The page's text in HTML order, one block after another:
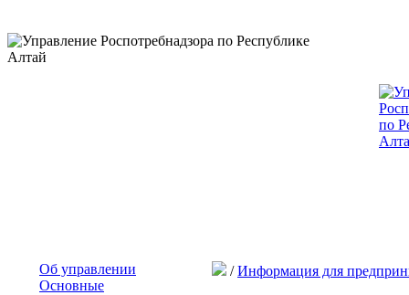
Об управлении
Основные
/Информация для